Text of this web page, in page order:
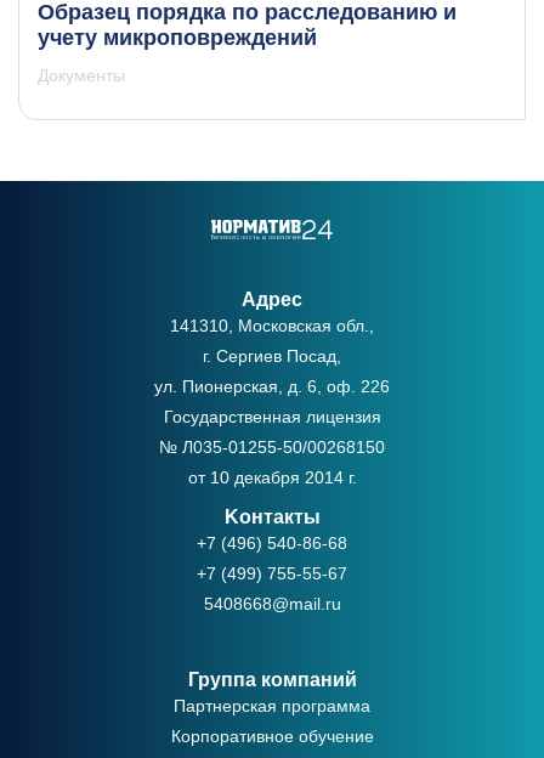
Образец порядка по расследованию и
учету микроповреждений
Документы
Адрес
141310, Московская обл.,
г. Сергиев Посад,
ул. Пионерская, д. 6, оф. 226
Государственная лицензия
№ Л035-01255-50/00268150
от 10 декабря 2014 г.
Kонтакты
+7 (496) 540-86-68
+7 (499) 755-55-67
5408668@mail.ru
Группа компаний
Партнерская программа
Корпоративное обучение